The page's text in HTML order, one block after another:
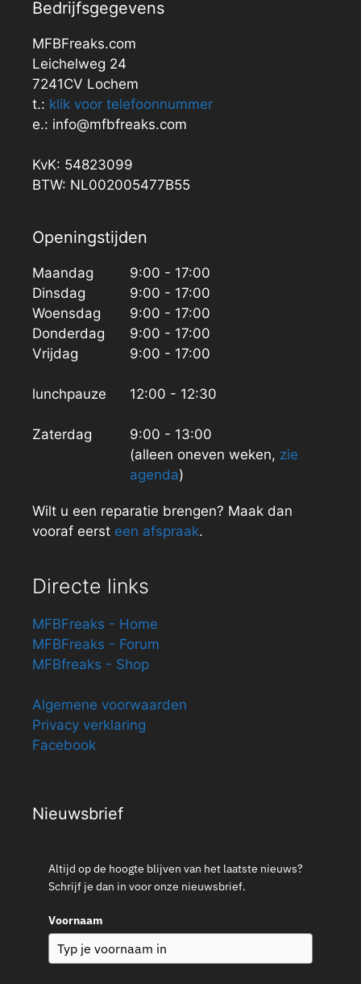
Bedrijfsgegevens
MFBFreaks.com
Leichelweg 24
7241CV Lochem
t.: klik voor telefoonnummer
e.: info@mfbfreaks.com
KvK: 54823099
BTW: NL002005477B55
Openingstijden
Maandag
Dinsdag
Woensdag
Donderdag
Vrijdag
lunchpauze
Zaterdag
9:00 - 17:00
9:00 - 17:00
9:00 - 17:00
9:00 - 17:00
9:00 - 17:00
12:00 - 12:30
9:00 - 13:00
(alleen oneven weken, zie
agenda)
Wilt u een reparatie brengen? Maak dan
vooraf eerst een afspraak.
Directe links
MFBFreaks - Home
MFBFreaks - Forum
MFBfreaks - Shop
Algemene voorwaarden
Privacy verklaring
Facebook
Nieuwsbrief
Altijd op de hoogte blijven van het laatste nieuws?
Schrijf je dan in voor onze nieuwsbrief.
Voornaam